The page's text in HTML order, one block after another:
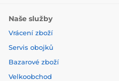
Naše služby
Vrácení zboží
Servis obojků
Bazarové zboží
Velkoobchod